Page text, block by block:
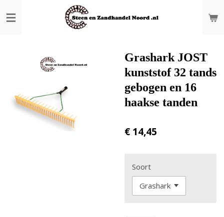
direct
Grashark JOST
kunststof 32 tands
gebogen en 16
haakse tanden
€ 14,45
Soort